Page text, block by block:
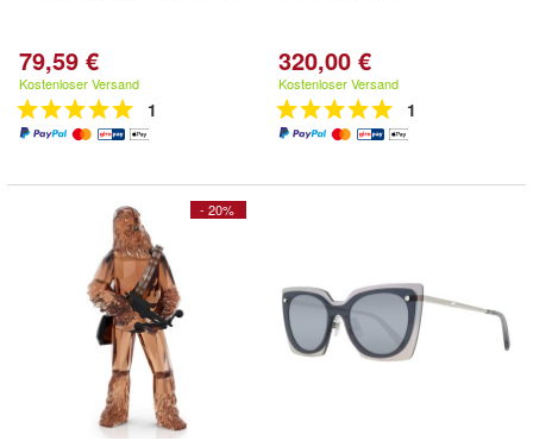
79,59 €
Kostenloser Versand
1
320,00 €
Kostenloser Versand
1
- 20%